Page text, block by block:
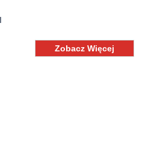
Zobacz Więcej